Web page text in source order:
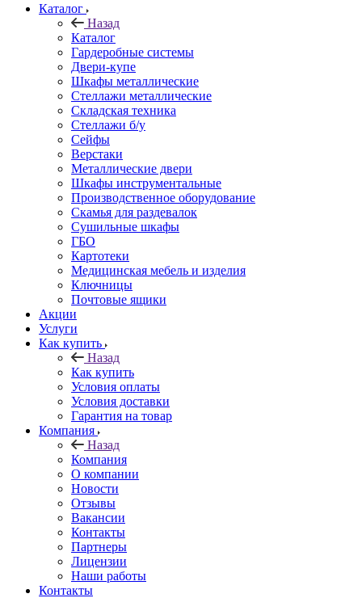
Каталог
Назад
Каталог
Гардеробные системы
Двери-купе
Шкафы металлические
Стеллажи металлические
Складская техника
Стеллажи б/у
Сейфы
Верстаки
Металлические двери
Шкафы инструментальные
Производственное оборудование
Скамья для раздевалок
Сушильные шкафы
ГБО
Картотеки
Медицинская мебель и изделия
Ключницы
Почтовые ящики
Акции
Услуги
Как купить
Назад
Как купить
Условия оплаты
Условия доставки
Гарантия на товар
Компания
Назад
Компания
О компании
Новости
Отзывы
Вакансии
Контакты
Партнеры
Лицензии
Наши работы
Контакты